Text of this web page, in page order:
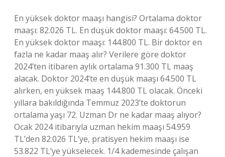
En yüksek doktor maaşı hangisi? Ortalama doktor
maaşı: 82.026 TL. En düşük doktor maaşı: 64.500 TL.
En yüksek doktor maaşı: 144.800 TL. Bir doktor en
fazla ne kadar maaş alır? Verilere göre doktor
2024’ten itibaren aylık ortalama 91.300 TL maaş
alacak. Doktor 2024’te en düşük maaşı 64.500 TL
alırken, en yüksek maaş 144.800 TL olacak. Önceki
yıllara bakıldığında Temmuz 2023’te doktorun
ortalama yaşı 72. Uzman Dr ne kadar maaş alıyor?
Ocak 2024 itibarıyla uzman hekim maaşı 54.959
TL’den 82.026 TL’ye, pratisyen hekim maaşı ise
53.822 TL’ye yükselecek. 1/4 kademesinde çalışan